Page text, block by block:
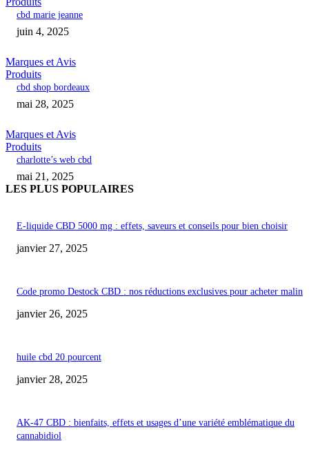
cbd marie jeanne
juin 4, 2025
Marques et Avis
Produits
cbd shop bordeaux
mai 28, 2025
Marques et Avis
Produits
charlotte’s web cbd
mai 21, 2025
LES PLUS POPULAIRES
E-liquide CBD 5000 mg : effets, saveurs et conseils pour bien choisir
janvier 27, 2025
Code promo Destock CBD : nos réductions exclusives pour acheter malin
janvier 26, 2025
huile cbd 20 pourcent
janvier 28, 2025
AK-47 CBD : bienfaits, effets et usages d’une variété emblématique du
cannabidiol